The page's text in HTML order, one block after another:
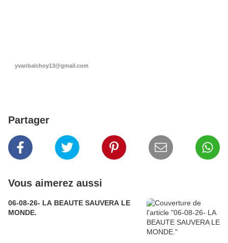
yvanbalchoy13@gmail.com
Partager
Vous aimerez aussi
06-08-26- LA BEAUTE SAUVERA LE
MONDE.